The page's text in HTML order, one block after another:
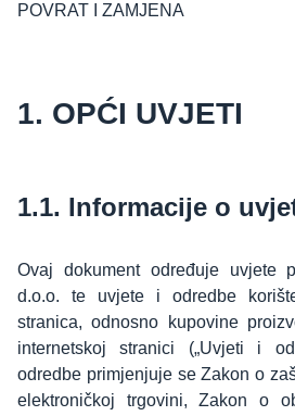
POVRAT I ZAMJENA
1. OPĆI UVJETI
1.1. Informacije o
Ovaj dokument određuje uvjete
d.o.o. te uvjete i odredbe
stranica, odnosno kupovine
internetskoj stranici („Uvjeti i
odredbe primjenjuje se Zakon o
elektroničkoj trgovini, Zakon o